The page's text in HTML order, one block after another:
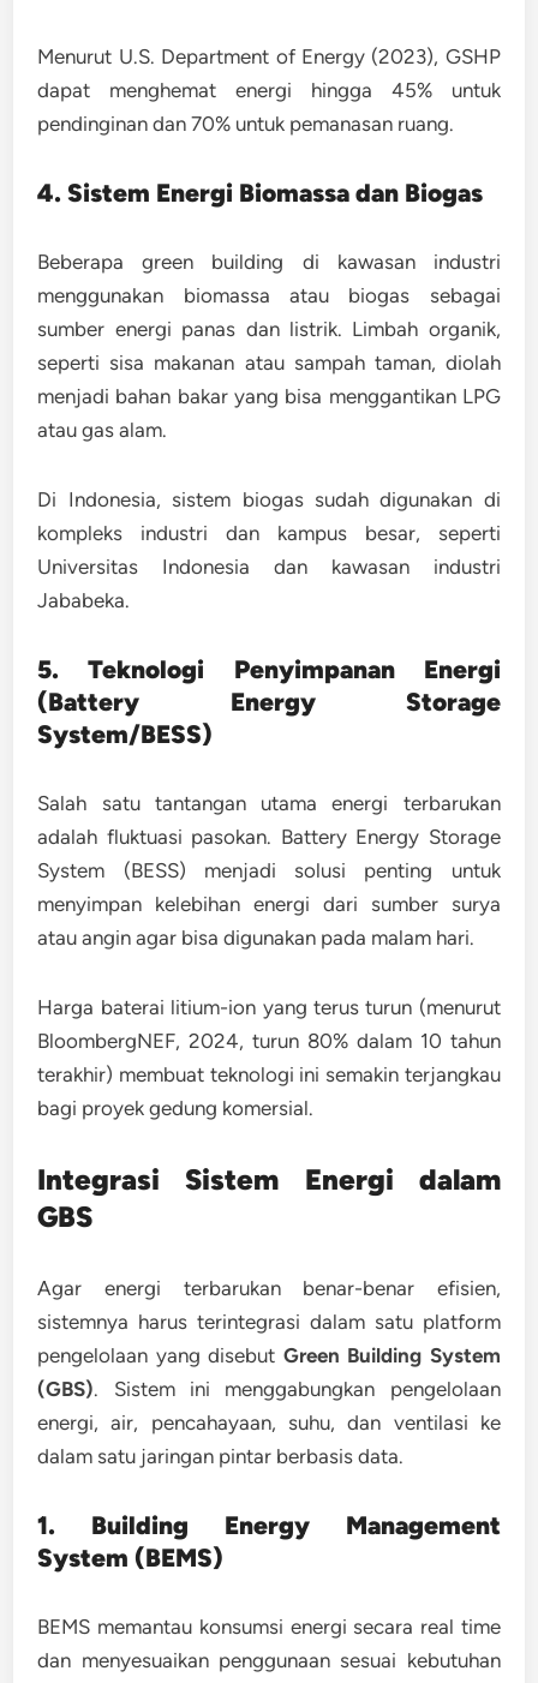
Menurut U.S. Department of Energy (2023), GSHP
dapat menghemat energi hingga 45% untuk
pendinginan dan 70% untuk pemanasan ruang.
4. Sistem Energi Biomassa dan Biogas
Beberapa green building di kawasan industri
menggunakan biomassa atau biogas sebagai
sumber energi panas dan listrik. Limbah organik,
seperti sisa makanan atau sampah taman, diolah
menjadi bahan bakar yang bisa menggantikan LPG
atau gas alam.
Di Indonesia, sistem biogas sudah digunakan di
kompleks industri dan kampus besar, seperti
Universitas Indonesia dan kawasan industri
Jababeka.
5. Teknologi Penyimpanan Energi
(Battery Energy Storage
System/BESS)
Salah satu tantangan utama energi terbarukan
adalah fluktuasi pasokan. Battery Energy Storage
System (BESS) menjadi solusi penting untuk
menyimpan kelebihan energi dari sumber surya
atau angin agar bisa digunakan pada malam hari.
Harga baterai litium-ion yang terus turun (menurut
BloombergNEF, 2024, turun 80% dalam 10 tahun
terakhir) membuat teknologi ini semakin terjangkau
bagi proyek gedung komersial.
Integrasi Sistem Energi dalam
GBS
Agar energi terbarukan benar-benar efisien,
sistemnya harus terintegrasi dalam satu platform
pengelolaan yang disebut Green Building System
(GBS). Sistem ini menggabungkan pengelolaan
energi, air, pencahayaan, suhu, dan ventilasi ke
dalam satu jaringan pintar berbasis data.
1. Building Energy Management
System (BEMS)
BEMS memantau konsumsi energi secara real time
dan menyesuaikan penggunaan sesuai kebutuhan